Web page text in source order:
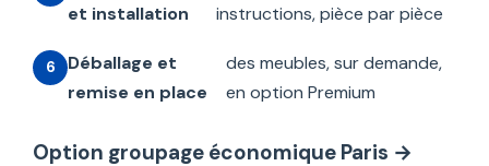
et installation
instructions, pièce par pièce
Déballage et
remise en place
des meubles, sur demande,
en option Premium
Option groupage économique Paris →